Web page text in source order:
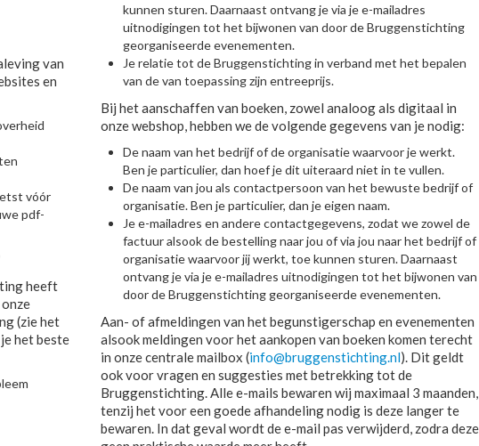
van
en
vóór
pdf-
heeft
(zie het
het beste
kunnen sturen. Daarnaast ontvang je via je e-mailadres
uitnodigingen tot het bijwonen van door de Bruggenstichting
georganiseerde evenementen.
Je relatie tot de Bruggenstichting in verband met het bepalen
van de van toepassing zijn entreeprijs.
Bij het aanschaffen van boeken, zowel analoog als digitaal in
onze webshop, hebben we de volgende gegevens van je nodig:
De naam van het bedrijf of de organisatie waarvoor je werkt.
Ben je particulier, dan hoef je dit uiteraard niet in te vullen.
De naam van jou als contactpersoon van het bewuste bedrijf of
organisatie. Ben je particulier, dan je eigen naam.
Je e-mailadres en andere contactgegevens, zodat we zowel de
factuur alsook de bestelling naar jou of via jou naar het bedrijf of
organisatie waarvoor jij werkt, toe kunnen sturen. Daarnaast
ontvang je via je e-mailadres uitnodigingen tot het bijwonen van
door de Bruggenstichting georganiseerde evenementen.
Aan- of afmeldingen van het begunstigerschap en evenementen
alsook meldingen voor het aankopen van boeken komen terecht
in onze centrale mailbox (info@bruggenstichting.nl). Dit geldt
ook voor vragen en suggesties met betrekking tot de
Bruggenstichting. Alle e-mails bewaren wij maximaal 3 maanden,
tenzij het voor een goede afhandeling nodig is deze langer te
bewaren. In dat geval wordt de e-mail pas verwijderd, zodra deze